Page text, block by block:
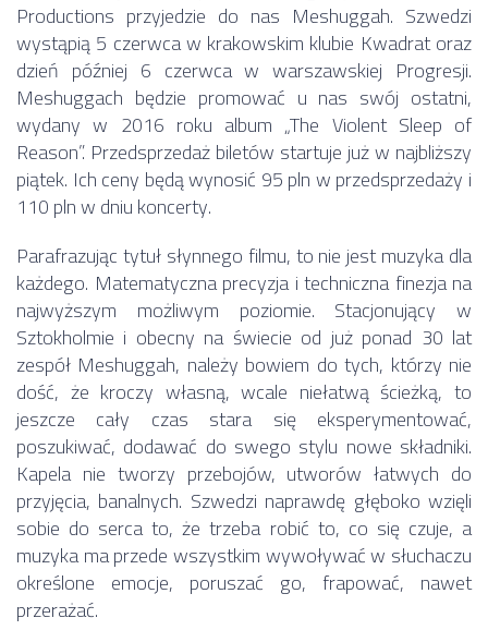
Productions przyjedzie do nas Meshuggah. Szwedzi
wystąpią 5 czerwca w krakowskim klubie Kwadrat oraz
dzień później 6 czerwca w warszawskiej Progresji.
Meshuggach będzie promować u nas swój ostatni,
wydany w 2016 roku album „The Violent Sleep of
Reason”. Przedsprzedaż biletów startuje już w najbliższy
piątek. Ich ceny będą wynosić 95 pln w przedsprzedaży i
110 pln w dniu koncerty.
Parafrazując tytuł słynnego filmu, to nie jest muzyka dla
każdego. Matematyczna precyzja i techniczna finezja na
najwyższym możliwym poziomie. Stacjonujący w
Sztokholmie i obecny na świecie od już ponad 30 lat
zespół Meshuggah, należy bowiem do tych, którzy nie
dość, że kroczy własną, wcale niełatwą ścieżką, to
jeszcze cały czas stara się eksperymentować,
poszukiwać, dodawać do swego stylu nowe składniki.
Kapela nie tworzy przebojów, utworów łatwych do
przyjęcia, banalnych. Szwedzi naprawdę głęboko wzięli
sobie do serca to, że trzeba robić to, co się czuje, a
muzyka ma przede wszystkim wywoływać w słuchaczu
określone emocje, poruszać go, frapować, nawet
przerażać.